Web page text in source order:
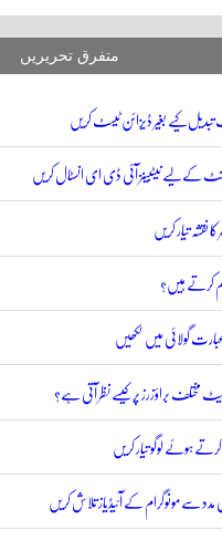
متفرق تحریریں
کیے بغیر ڈیزائن ٹیسٹ کریں
کے لیے نیٹبینز آئی ڈی ای انسٹال کریں
نقشہ تیار کریں
کرتے ہیں؟
گولائی میں لکھیں
مختلف براؤزرز پر کیسے نظر آتی ہے؟
ہوئے لوگو تیار کریں
مدد سے مونوگرام کے آئیڈیاز تلاش کریں